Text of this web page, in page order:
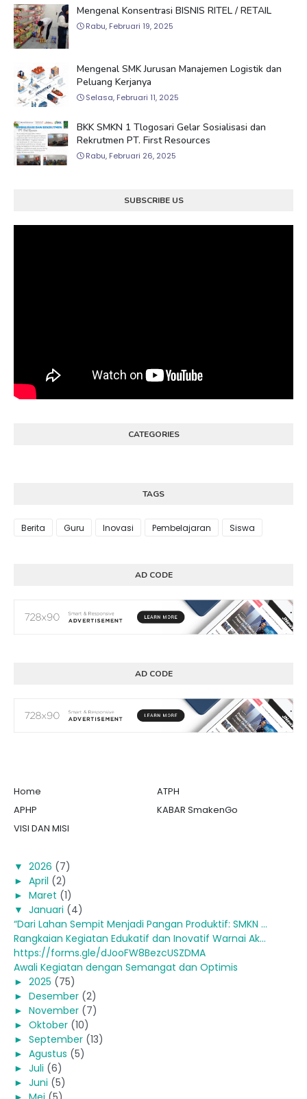
Mengenal Konsentrasi BISNIS RITEL / RETAIL
Rabu, Februari 19, 2025
Mengenal SMK Jurusan Manajemen Logistik dan
Peluang Kerjanya
Selasa, Februari 11, 2025
BKK SMKN 1 Tlogosari Gelar Sosialisasi dan
Rekrutmen PT. First Resources
Rabu, Februari 26, 2025
SUBSCRIBE US
CATEGORIES
TAGS
Berita Guru Inovasi Pembelajaran Siswa
AD CODE
AD CODE
Home
ATPH
APHP
KABAR SmakenGo
VISI DAN MISI
▼ 2026 (7)
► April (2)
► Maret (1)
▼ Januari (4)
“Dari Lahan Sempit Menjadi Pangan Produktif: SMKN ...
Rangkaian Kegiatan Edukatif dan Inovatif Warnai Ak...
https://forms.gle/dJooFW8BezcUSZDMA
Awali Kegiatan dengan Semangat dan Optimis
► 2025 (75)
► Desember (2)
► November (7)
► Oktober (10)
► September (13)
► Agustus (5)
► Juli (6)
► Juni (5)